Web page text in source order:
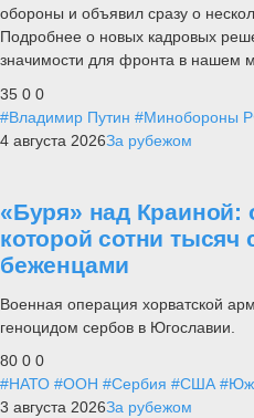
обороны и объявил сразу о
Подробнее о новых кадровых
значимости для фронта в нашем
35 0 0
#Владимир Путин #Минобороны
4 августа 2026За рубежом
«Буря» над Краиной:
которой сотни тысяч
беженцами
Военная операция хорватской
геноцидом сербов в Югославии.
80 0 0
#НАТО #ООН #Сербия #США
3 августа 2026За рубежом